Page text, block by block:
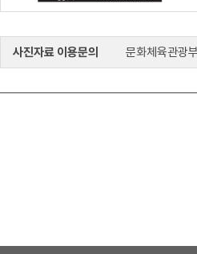
사진자료 이용문의 문화체육관광